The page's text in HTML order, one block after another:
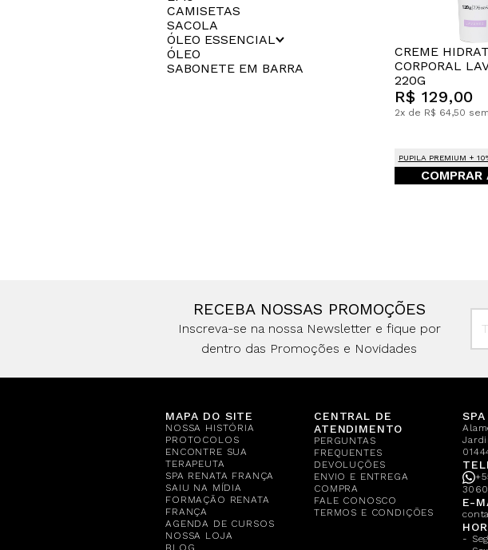
CAMISETAS
SACOLA
ÓLEO ESSENCIAL
ÓLEO
SABONETE EM BARRA
CREME
CORPORAL
220G
R$ 129,00
2x de R$ 64,50
PUPILA PREMIUM +
COMPRAR
RECEBA NOSSAS PROMOÇÕES
Inscreva-se na nossa Newsletter e fique por
dentro das Promoções e Novidades
MAPA DO SITE
NOSSA HISTÓRIA
PROTOCOLOS
ENCONTRE SUA
TERAPEUTA
SPA RENATA FRANÇA
SAIU NA MÍDIA
FORMAÇÃO RENATA
FRANÇA
AGENDA DE CURSOS
NOSSA LOJA
BLOG
CENTRAL DE
ATENDIMENTO
PERGUNTAS
FREQUENTES
DEVOLUÇÕES
ENVIO E ENTREGA
COMPRA
FALE CONOSCO
TERMOS E CONDIÇÕES
E-
-